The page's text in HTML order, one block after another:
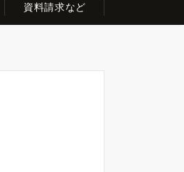
資料請求など